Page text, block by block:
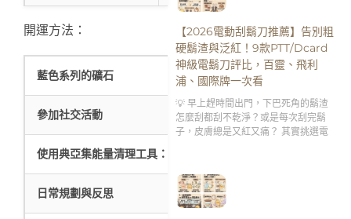
開運方法：
藍色系列的礦石 可以在日常配戴藍色
參加社交活動 E型人從人際互動中獲
使用典亞集能量清理工具：
日常規劃與反思
【2026電動刮鬍刀推薦】告別粗
硬鬍渣與泛紅！9款PTT/Dcard
神級電鬍刀評比，百靈、飛利
浦、國際牌一次看
💡 早上趕時間出門，下巴死角的鬍渣
怎麼刮都刮不乾淨？或是每次刮完鬍
子，皮膚總是又紅又痛？ 其實挑選電